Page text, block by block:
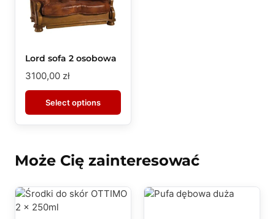
Lord sofa 2 osobowa
3100,00 zł
Select options
Może Cię zainteresować